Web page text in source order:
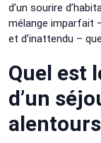
d’un sourire
mélange imparfait
et d’inattendu –
Quel est
d’un